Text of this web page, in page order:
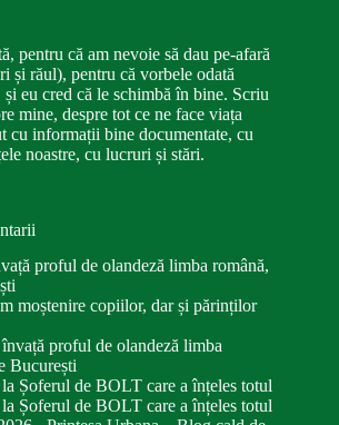
pentru că am nevoie să dau pe-afară
și răul), pentru că vorbele odată
eu cred că le schimbă în bine. Scriu
mine, despre tot ce ne face viața
cu informații bine documentate, cu
noastre, cu lucruri și stări.
proful de olandeză limba română,
moștenire copiilor, dar și părinților
proful de olandeză limba
București
la Șoferul de BOLT care a înțeles totul
la Șoferul de BOLT care a înțeles totul